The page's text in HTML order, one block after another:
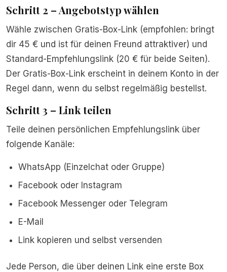
Schritt 2 – Angebotstyp wählen
Wähle zwischen Gratis-Box-Link (empfohlen: bringt
dir 45 € und ist für deinen Freund attraktiver) und
Standard-Empfehlungslink (20 € für beide Seiten).
Der Gratis-Box-Link erscheint in deinem Konto in der
Regel dann, wenn du selbst regelmäßig bestellst.
Schritt 3 – Link teilen
Teile deinen persönlichen Empfehlungslink über
folgende Kanäle:
WhatsApp (Einzelchat oder Gruppe)
Facebook oder Instagram
Facebook Messenger oder Telegram
E-Mail
Link kopieren und selbst versenden
Jede Person, die über deinen Link eine erste Box